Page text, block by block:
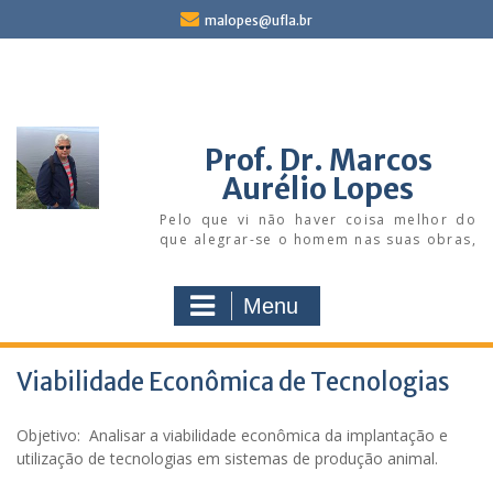
to
malopes@ufla.br
Prof. Dr. Marcos
Aurélio Lopes
Pelo que vi não haver coisa melhor do
que alegrar-se o homem nas suas obras,
dele?" (Eclesiastes 3:22)
Menu
Viabilidade Econômica de Tecnologias
Objetivo: Analisar a viabilidade econômica da implantação e
utilização de tecnologias em sistemas de produção animal.